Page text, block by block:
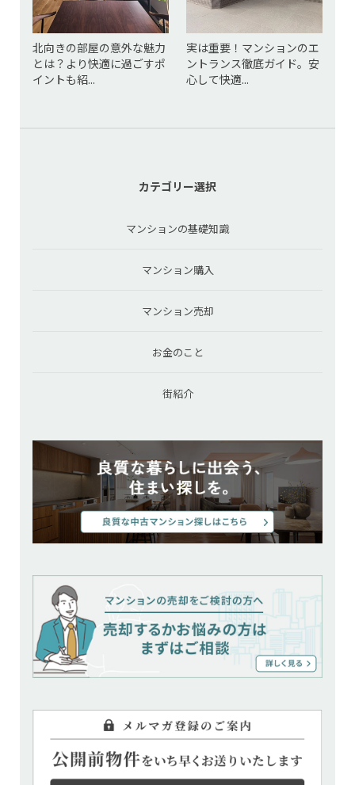
北向きの部屋の意外な魅力
とは？より快適に過ごすポ
イントも紹...
実は重要！マンションのエ
ントランス徹底ガイド。安
心して快適...
カテゴリー選択
マンションの基礎知識
マンション購入
マンション売却
お金のこと
街紹介